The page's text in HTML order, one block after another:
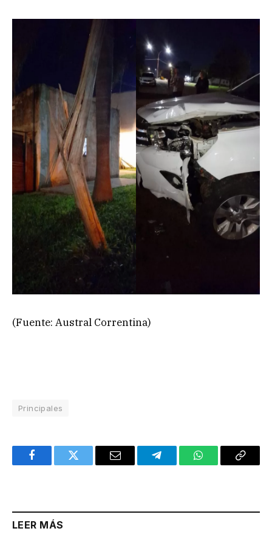
(Fuente: Austral Correntina)
Principales
FacebookTwitter Email TelegramWhatsAppCopy
LEER MÁS